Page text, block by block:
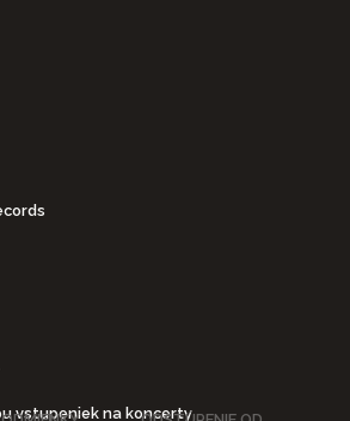
vstupeniek na koncerty